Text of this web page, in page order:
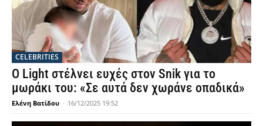
CELEBRITIES
Ο Light στέλνει ευχές στον Snik για το
μωράκι του: «Σε αυτά δεν χωράνε οπαδικά»
Ελένη Βατίδου - 16/12/2025 19:52